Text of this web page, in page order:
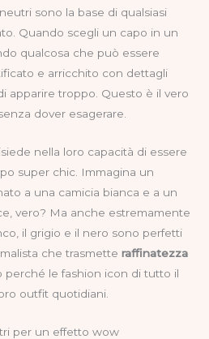
sono la base di qualsiasi
Quando scegli un capo in un
qualcosa che può essere
e arricchito con dettagli
apparire troppo. Questo è il vero
dover esagerare.
nella loro capacità di essere
super chic. Immagina un
a una camicia bianca e a un
vero? Ma anche estremamente
il grigio e il nero sono perfetti
che trasmette raffinatezza
perché le fashion icon di tutto il
outfit quotidiani.
per un effetto wow